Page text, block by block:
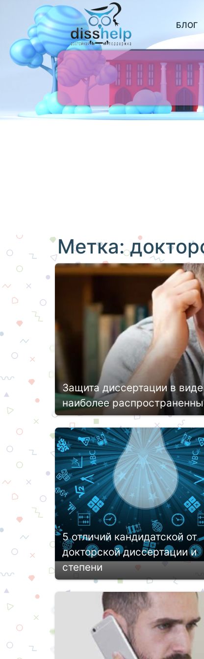
БЛОГ
Метка:
Защита диссертации в
наиболее
Для того чтобы стать ученым и
выполнить научное
Притом формат исследования мо...
5 отличий кандидатской от
докторской диссертации и
степени
Кандидатская и докторская
диссертации – это не просто
работа, а, независимо от
деятельности, весомое
подтверждение высокой
и профессионализма. Напи...